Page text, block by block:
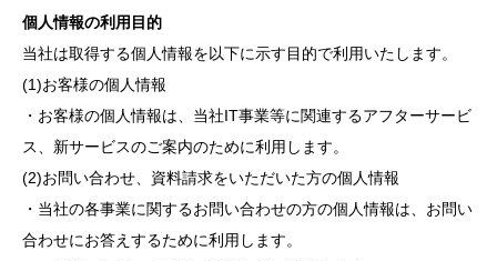
個人情報の利用目的
当社は取得する個人情報を以下に示す目的で利用いたします。
(1)お客様の個人情報
・お客様の個人情報は、当社IT事業等に関連するアフターサービ
ス、新サービスのご案内のために利用します。
(2)お問い合わせ、資料請求をいただいた方の個人情報
・当社の各事業に関するお問い合わせの方の個人情報は、お問い
合わせにお答えするために利用します。